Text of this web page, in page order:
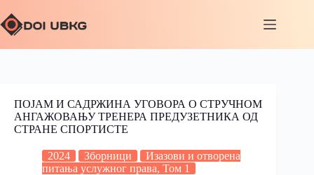
ПОЈАМ И САДРЖИНА УГОВОРА О СТРУЧНОМ
АНГАЖОВАЊУ ТРЕНЕРА ПРЕДУЗЕТНИКА ОД
СТРАНЕ СПОРТИСТЕ
2024 Зборници
Изазови и отворена
питања услужног права, Том 1